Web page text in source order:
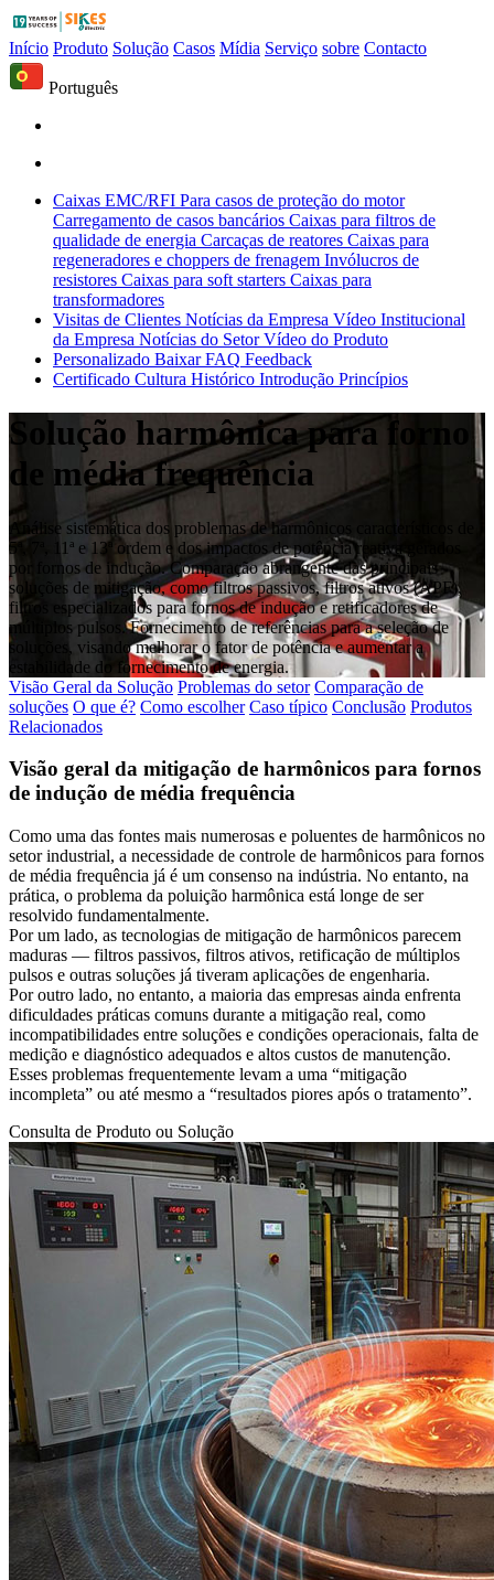
Início Produto Solução Casos Mídia Serviço sobre Contacto
Português
Caixas EMC/RFI Para casos de proteção do motor
Carregamento de casos bancários Caixas para filtros de
qualidade de energia Carcaças de reatores Caixas para
regeneradores e choppers de frenagem Invólucros de
resistores Caixas para soft starters Caixas para
transformadores
Visitas de Clientes Notícias da Empresa Vídeo Institucional
da Empresa Notícias do Setor Vídeo do Produto
Personalizado Baixar FAQ Feedback
Certificado Cultura Histórico Introdução Princípios
Solução harmônica para forno
de média frequência
Análise sistemática dos problemas de harmônicos característicos de
5ª, 7ª, 11ª e 13ª ordem e dos impactos de potência reativa gerados
por fornos de indução. Comparação abrangente das principais
soluções de mitigação, como filtros passivos, filtros ativos (APF),
filtros especializados para fornos de indução e retificadores de
múltiplos pulsos. Fornecimento de referências para a seleção de
soluções, visando melhorar o fator de potência e aumentar a
estabilidade do fornecimento de energia.
Visão Geral da Solução Problemas do setor Comparação de
soluções O que é? Como escolher Caso típico Conclusão Produtos
Relacionados
Visão geral da mitigação de harmônicos para fornos
de indução de média frequência
Como uma das fontes mais numerosas e poluentes de harmônicos no
setor industrial, a necessidade de controle de harmônicos para fornos
de média frequência já é um consenso na indústria. No entanto, na
prática, o problema da poluição harmônica está longe de ser
resolvido fundamentalmente.
Por um lado, as tecnologias de mitigação de harmônicos parecem
maduras — filtros passivos, filtros ativos, retificação de múltiplos
pulsos e outras soluções já tiveram aplicações de engenharia.
Por outro lado, no entanto, a maioria das empresas ainda enfrenta
dificuldades práticas comuns durante a mitigação real, como
incompatibilidades entre soluções e condições operacionais, falta de
medição e diagnóstico adequados e altos custos de manutenção.
Esses problemas frequentemente levam a uma “mitigação
incompleta” ou até mesmo a “resultados piores após o tratamento”.
Consulta de Produto ou Solução